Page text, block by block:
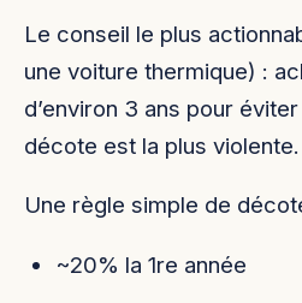
Le conseil le plus
une voiture thermique) :
d’environ 3 ans pour
décote est la plus violente.
Une règle simple de
~20% la 1re année